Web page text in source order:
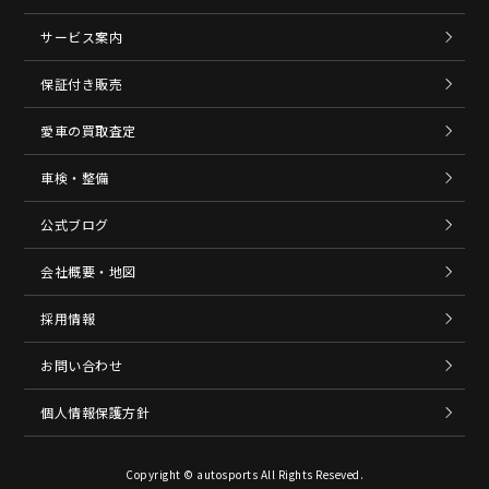
サービス案内
保証付き販売
愛車の買取査定
車検・整備
公式ブログ
会社概要・地図
採用情報
お問い合わせ
個人情報保護方針
Copyright © autosports All Rights Reseved.